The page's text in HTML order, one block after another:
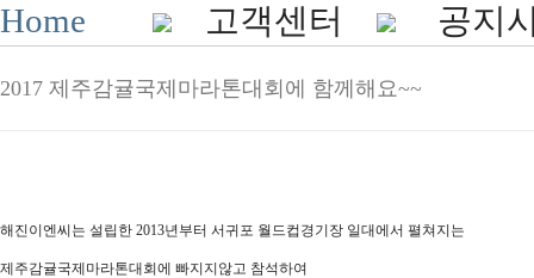
Home
고객센터 공지
2017 제주감귤국제마라톤대회에 함께해요~~
해진이엔씨는 설립한 2013년부터 서귀포 월드컵경기장 일대에서 펼쳐지는
제주감귤국제마라톤대회에 빠지지않고 참석하여